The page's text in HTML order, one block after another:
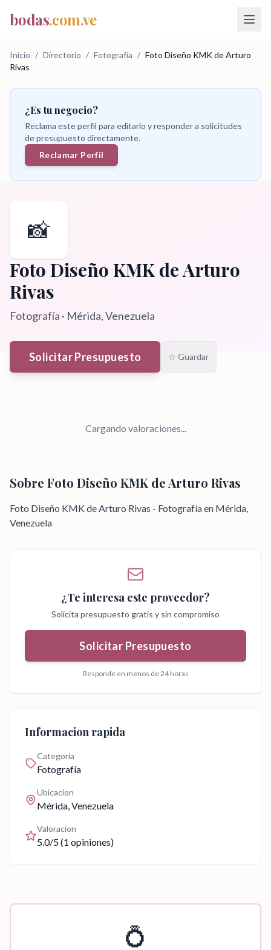
bodas.com.ve
Inicio / Directorio / Fotografía / Foto Diseño KMK de Arturo
Rivas
¿Es tu negocio?
Reclama este perfil para editarlo y responder a solicitudes
de presupuesto directamente.
Reclamar Perfil
📸
Foto Diseño KMK de Arturo
Rivas
Fotografía · Mérida, Venezuela
Solicitar Presupuesto ☆ Guardar
Cargando valoraciones...
Sobre Foto Diseño KMK de Arturo Rivas
Foto Diseño KMK de Arturo Rivas - Fotografía en Mérida,
Venezuela
¿Te interesa este proveedor?
Solicita presupuesto gratis y sin compromiso
Solicitar Presupuesto
Responde en menos de 24 horas
Informacion rapida
Categoria
Fotografía
Ubicacion
Mérida, Venezuela
Valoracion
5.0/5 (1 opiniones)
💍